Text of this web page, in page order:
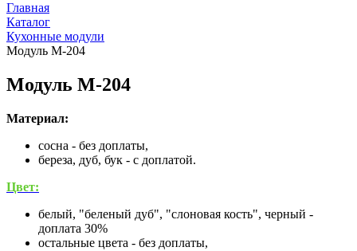
Главная
Каталог
Кухонные модули
Модуль М-204
Модуль М-204
Материал:
сосна - без доплаты,
береза, дуб, бук - с доплатой.
Цвет:
белый, "беленый дуб", "слоновая кость", черный -
доплата 30%
остальные цвета - без доплаты,